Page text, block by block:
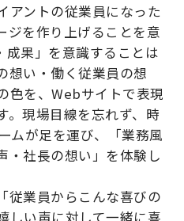
アントの従業員になった
ジを作り上げることを意
成果」を意識することは
想い・働く従業員の想
色を、Webサイトで表現
。現場目線を忘れず、時
ムが足を運び、「業務風
・社長の想い」を体験し
従業員からこんな喜びの
しい声に対して一緒に喜